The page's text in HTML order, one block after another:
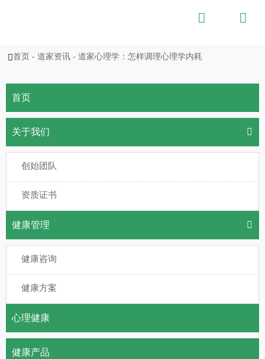
 
首页 -道家资讯 -道家心理学：怎样调理心理学内耗
首页
关于我们 
创始团队
资质证书
健康管理 
健康咨询
健康方案
心理健康
健康产品